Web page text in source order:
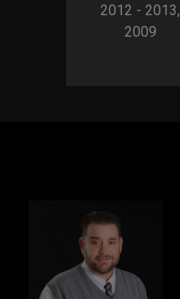
2012 - 2013,
2009